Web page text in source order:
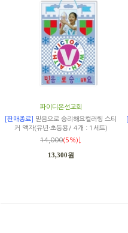
파이디온선교회
[판매종료]
믿음으로 승리해요컬러링 스티
커 액자(유년·초등용/ 4개 : 1세트)
14,000(5%)↓
13,300원